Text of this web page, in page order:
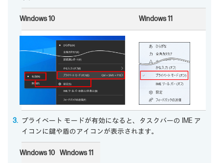
Windows 10 Windows 11
プライベート モードが有効になると、タスクバーの IME ア
イコンに鍵や盾のアイコンが表示されます。
Windows 10 Windows 11